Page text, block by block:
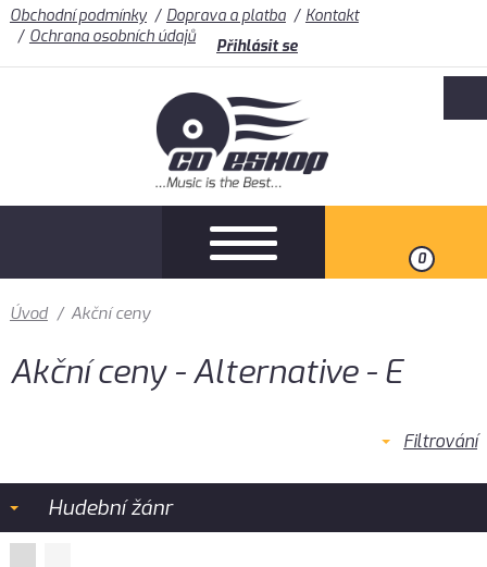
Obchodní podmínky Doprava a platba
Kontakt
Ochrana osobních údajů
Přihlásit se
0
Úvod / Akční ceny
Akční ceny - Alternative - E
Filtrování
Hudební žánr